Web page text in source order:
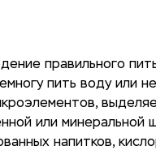
правильного
пить воду или
или минеральной
напитков,